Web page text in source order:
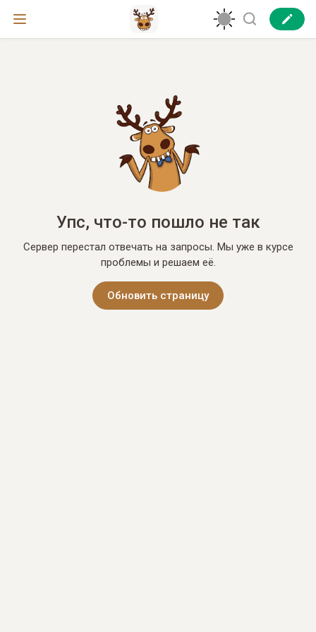
Упс, что-то пошло не так
Сервер перестал отвечать на запросы. Мы уже в курсе
проблемы и решаем её.
Обновить страницу